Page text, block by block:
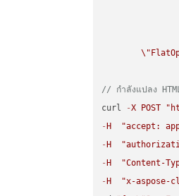
\"
// กำลังแปลง
curl
-X POST
- H
"accept:
- H
- H
"Content-
- H
"x-aspose-